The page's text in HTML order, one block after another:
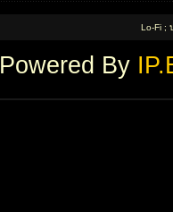
Lo-Fi ;
Powered By